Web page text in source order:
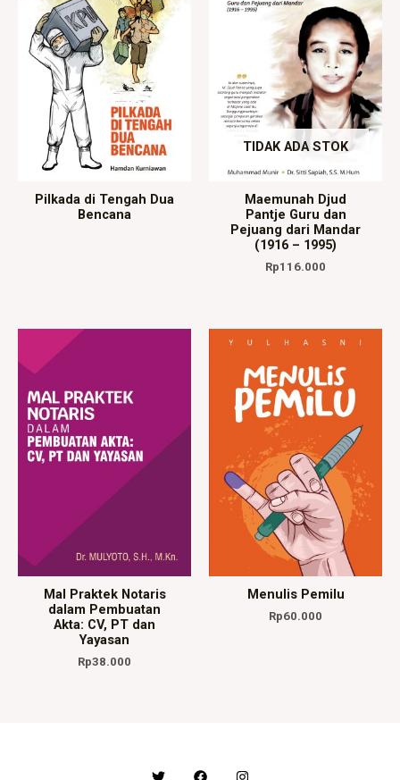
Pilkada di Tengah Dua
Bencana
TIDAK ADA STOK
Maemunah Djud
Pantje Guru dan
Pejuang dari Mandar
(1916 – 1995)
Rp116.000
Mal Praktek Notaris
dalam Pembuatan
Akta: CV, PT dan
Yayasan
Rp38.000
Menulis Pemilu
Rp60.000